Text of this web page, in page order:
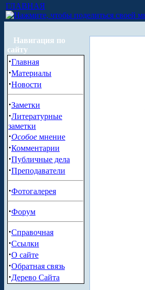
ГЛАВНАЯ
Навигация по
сайту
·Главная
·Материалы
·Новости
·Заметки
·Литературные
заметки
·Особое мнение
·Комментарии
·Публичные дела
·Преподаватели
·Фотогалерея
·Форум
·Справочная
·Ссылки
·О сайте
·Обратная связь
·Дерево Сайта